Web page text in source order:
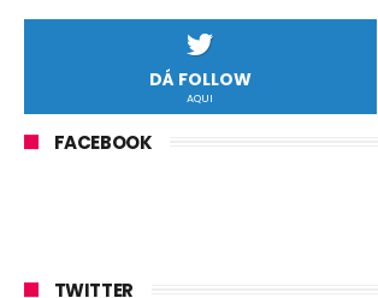
DÁ FOLLOW
AQUI
FACEBOOK
TWITTER